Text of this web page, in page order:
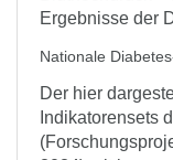
Ergebnisse der
Nationale
Der hier
Indikatorensets